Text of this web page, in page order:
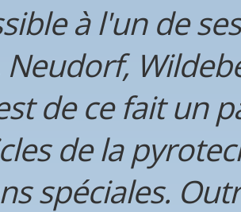
à l'un de
Neudorf,
de ce fait un
de la
spéciales.